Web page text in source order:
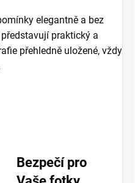
elegantně a bez
praktický a
přehledně uložené, vždy
Bezpečí pro